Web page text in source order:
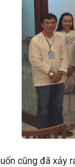
cũng đã xảy